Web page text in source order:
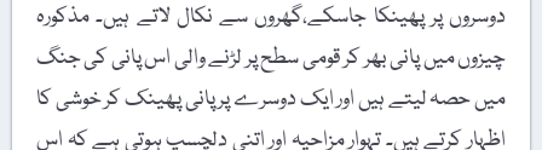
دوسروں پر پھینکا جاسکے،گھروں سے نکال لاتے ہیں۔ مذکورہ
چیزوں میں پانی بھر کر قومی سطح پر لڑنے والی اس پانی کی جنگ
میں حصہ لیتے ہیں اور ایک دوسرے پر پانی پھینک کر خوشی کا
اظہار کرتے ہیں۔ تہوار مِزاحیہ اور اتنی دلچسپ ہوتی ہے کہ اس